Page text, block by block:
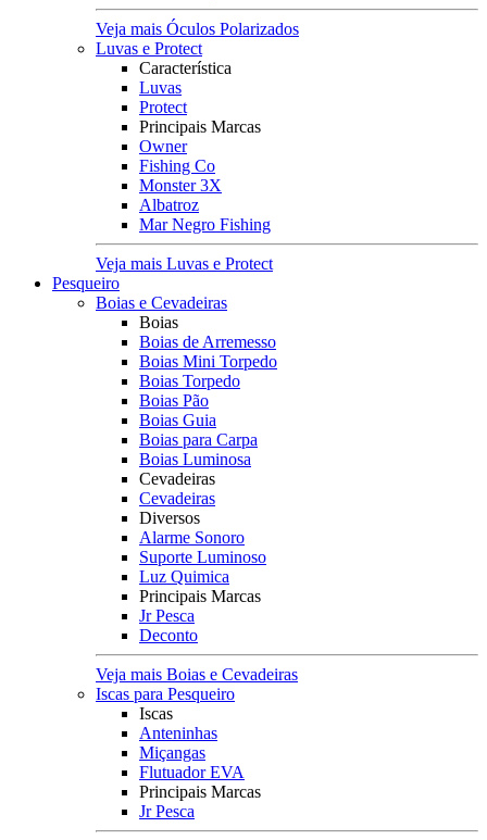
Veja mais Óculos Polarizados
Luvas e Protect
Característica
Luvas
Protect
Principais Marcas
Owner
Fishing Co
Monster 3X
Albatroz
Mar Negro Fishing
Veja mais Luvas e Protect
Pesqueiro
Boias e Cevadeiras
Boias
Boias de Arremesso
Boias Mini Torpedo
Boias Torpedo
Boias Pão
Boias Guia
Boias para Carpa
Boias Luminosa
Cevadeiras
Cevadeiras
Diversos
Alarme Sonoro
Suporte Luminoso
Luz Quimica
Principais Marcas
Jr Pesca
Deconto
Veja mais Boias e Cevadeiras
Iscas para Pesqueiro
Iscas
Anteninhas
Miçangas
Flutuador EVA
Principais Marcas
Jr Pesca